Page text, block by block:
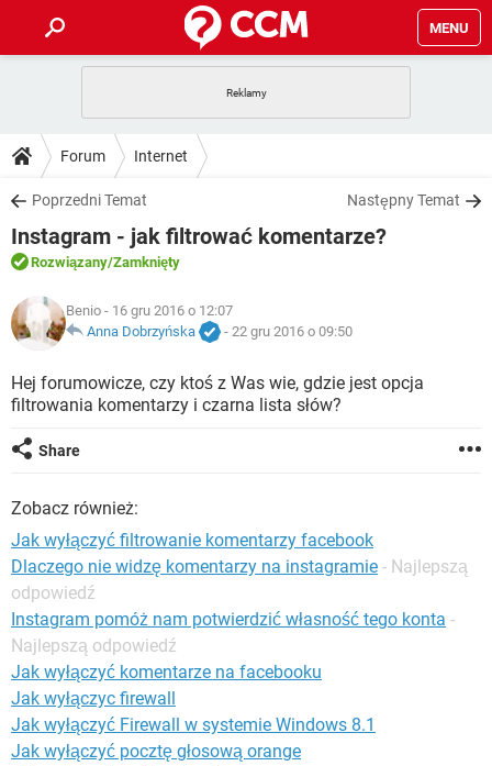
MENU
GRY
SPOTIFY
INSTAGRAM FACEBOOK
WINDOWS 10
PORADY
PlayStation
SPOTIFY
INSTAGRAM
WINDOWS 10
DO POBRANIA
ANDROID TIKTOK
GRY
IOS
INSTAGRAM
WINDOWS 10
FORUM
COVID-19
GRY WHATSAPP
INSTAGRAM FACEBOOK
WINDOWS 10
ARTYKUŁY
COVID-19
GRY WHATSAPP
INSTAGRAM
WINDOWS 10
Forum Internet
Poprzedni Temat Następny Temat
Instagram - jak filtrować komentarze?
Rozwiązany/Zamknięty
Benio - 16 gru 2016 o 12:07
Anna Dobrzyńska
- 22 gru 2016 o 09:50
Hej forumowicze, czy ktoś z Was wie, gdzie jest opcja
filtrowania komentarzy i czarna lista słów?
Share
Zobacz również:
Jak wyłączyć filtrowanie komentarzy facebook
Dlaczego nie widzę komentarzy na instagramie - Najlepszą
odpowiedź
Instagram pomóż nam potwierdzić własność tego konta -
Najlepszą odpowiedź
Jak wyłączyć komentarze na facebooku
Jak wyłączyc firewall
Jak wyłączyć Firewall w systemie Windows 8.1
Jak wyłączyć pocztę głosową orange